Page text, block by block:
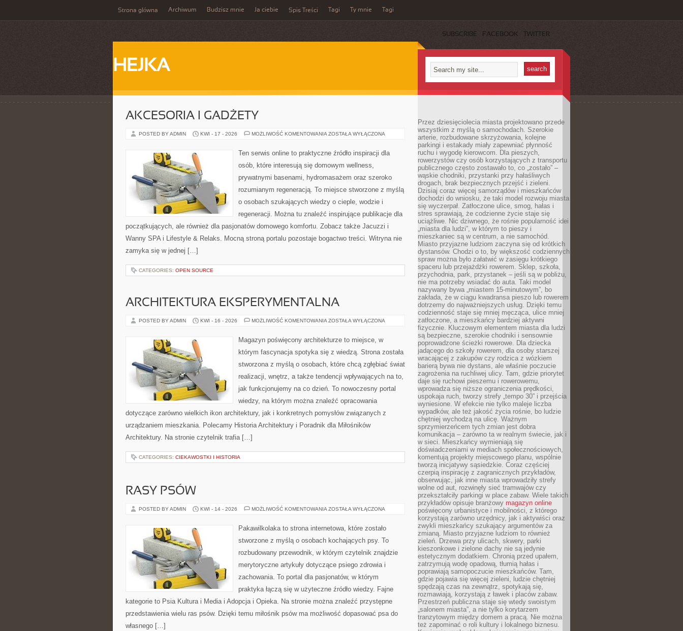
Strona główna Archiwum Budzisz mnie Ja ciebie Spis Treści Tagi Ty mnie Tagi
SUBSCRIBE FACEBOOK TWITTER
HEJKA
AKCESORIA I GADŻETY
POSTED BY ADMIN KWI - 17 - 2026 MOŻLIWOŚĆ KOMENTOWANIA AKCESORIA
ZOSTAŁA WYŁĄCZONA
Ten serwis online to praktyczne źródło inspiracji dla
osób, które interesują się domowym wellness,
prywatnymi basenami, hydromasażem oraz szeroko
rozumianym regeneracją. To miejsce stworzone z myślą
o osobach szukających wiedzy o cieple, wodzie i
regeneracji. Można tu znaleźć inspirujące publikacje dla
początkujących, ale również dla pasjonatów domowego komfortu. Zobacz także Jacuzzi i
Wanny SPA i Lifestyle & Relaks. Mocną stroną portalu pozostaje bogactwo treści. Witryna nie
zamyka się w jednej […]
CATEGORIES: OPEN SOURCE
ARCHITEKTURA EKSPERYMENTALNA
POSTED BY ADMIN KWI - 16 - 2026 MOŻLIWOŚĆ KOMENTOWANIA ARCHITEKTURA
ZOSTAŁA WYŁĄCZONA
Magazyn poświęcony architekturze to miejsce, w
którym fascynacja spotyka się z wiedzą. Strona została
stworzona z myślą o osobach, które chcą zgłębiać świat
realizacji, wnętrz, a także tendencji wpływających na to,
jak funkcjonujemy na co dzień. To nowoczesny portal
wiedzy, na którym można znaleźć opracowania
dotyczące zarówno wielkich ikon architektury, jak i konkretnych pomysłów związanych z
urządzaniem mieszkania. Polecamy Historia Architektury i Poradnik dla Miłośników
Architektury. Na stronie czytelnik trafia […]
CATEGORIES: CIEKAWOSTKI I HISTORIA
RASY PSÓW
POSTED BY ADMIN KWI - 14 - 2026 MOŻLIWOŚĆ KOMENTOWANIA RASY
ZOSTAŁA WYŁĄCZONA
Pakawilkolaka to strona internetowa, które zostało
stworzone z myślą o osobach kochających psy. To
rozbudowany przewodnik, w którym czytelnik znajdzie
merytoryczne artykuły dotyczące psiego zdrowia i
zachowania. To portal dla pasjonatów, w którym
praktyka łączą się w użyteczne źródło wiedzy. Fajne
kategorie to Psia Kultura i Media i Adopcja i Opieka. Na stronie można znaleźć przystępne
przedstawienia wielu ras psów. Dzięki temu miłośnik psów ma możliwość dopasować psa do
własnego […]
Przez dziesięciolecia miasta projektowano przede
wszystkim z myślą o samochodach. Szerokie
arterie, rozbudowane skrzyżowania, kolejne
parkingi i estakady miały zapewniać płynność
ruchu i wygodę kierowcom. Dla pieszych,
rowerzystów czy osób korzystających z transportu
publicznego często zostawało to, co „zostało” –
wąskie chodniki, przystanki przy hałaśliwych
drogach, brak bezpiecznych przejść i zieleni.
Dzisiaj coraz więcej samorządów i mieszkańców
dochodzi do wniosku, że taki model rozwoju miasta
się wyczerpał. Zatłoczone ulice, smog, hałas i
stres sprawiają, że codzienne życie staje się
uciążliwe. Nic dziwnego, że rośnie popularność idei
„miasta dla ludzi”, w którym to pieszy i
mieszkaniec są w centrum, a nie samochód.
Miasto przyjazne ludziom zaczyna się od krótkich
dystansów. Chodzi o to, by większość codziennych
spraw można było załatwić w zasięgu krótkiego
spaceru lub przejażdżki rowerem. Sklep, szkoła,
przychodnia, park, przystanek – jeśli są w pobliżu,
nie ma potrzeby wsiadać do auta. Taki model
nazywany bywa „miastem 15-minutowym”, bo
zakłada, że w ciągu kwadransa pieszo lub rowerem
dotrzemy do najważniejszych usług. Dzięki temu
codzienność staje się mniej męcząca, ulice mniej
zatłoczone, a mieszkańcy bardziej aktywni
fizycznie. Kluczowym elementem miasta dla ludzi
są bezpieczne, szerokie chodniki i sensownie
poprowadzone ścieżki rowerowe. Dla dziecka
jadącego do szkoły rowerem, dla osoby starszej
wracającej z zakupów czy rodzica z wózkiem
barierą bywa nie dystans, ale właśnie poczucie
zagrożenia na ruchliwej ulicy. Tam, gdzie priorytet
daje się ruchowi pieszemu i rowerowemu,
wprowadza się niższe ograniczenia prędkości,
uspokaja ruch, tworzy strefy „tempo 30” i przejścia
wyniesione. W efekcie nie tylko maleje liczba
wypadków, ale też jakość życia rośnie, bo ludzie
chętniej wychodzą na ulicę. Ważnym
sprzymierzeńcem tych zmian jest dobra
komunikacja – zarówno ta w realnym świecie, jak i
w sieci. Mieszkańcy wymieniają się
doświadczeniami w mediach społecznościowych,
komentują projekty miejscowego planu, wspólnie
tworzą inicjatywy sąsiedzkie. Coraz częściej
czerpią inspirację z zagranicznych przykładów,
obserwując, jak inne miasta wprowadziły strefy
wolne od aut, rozwinęły sieć tramwajów czy
przekształciły parkingi w place zabaw. Wiele takich
przykładów opisuje branżowy magazyn online
poświęcony urbanistyce i mobilności, z którego
korzystają zarówno urzędnicy, jak i aktywiści oraz
zwykli mieszkańcy szukający argumentów za
zmianą. Miasto przyjazne ludziom to również
zieleń. Drzewa przy ulicach, skwery, parki
kieszonkowe i zielone dachy nie są jedynie
estetycznym dodatkiem. Chronią przed upałem,
zatrzymują wodę opadową, tłumią hałas i
poprawiają samopoczucie mieszkańców. Tam,
gdzie pojawia się więcej zieleni, ludzie chętniej
spędzają czas na zewnątrz, spotykają się,
rozmawiają, korzystają z ławek i placów zabaw.
Przestrzeń publiczna staje się wtedy swoistym
„salonem miasta”, a nie tylko korytarzem
tranzytowym między domem a pracą. Nie można
też zapominać o roli kultury i lokalnego biznesu.